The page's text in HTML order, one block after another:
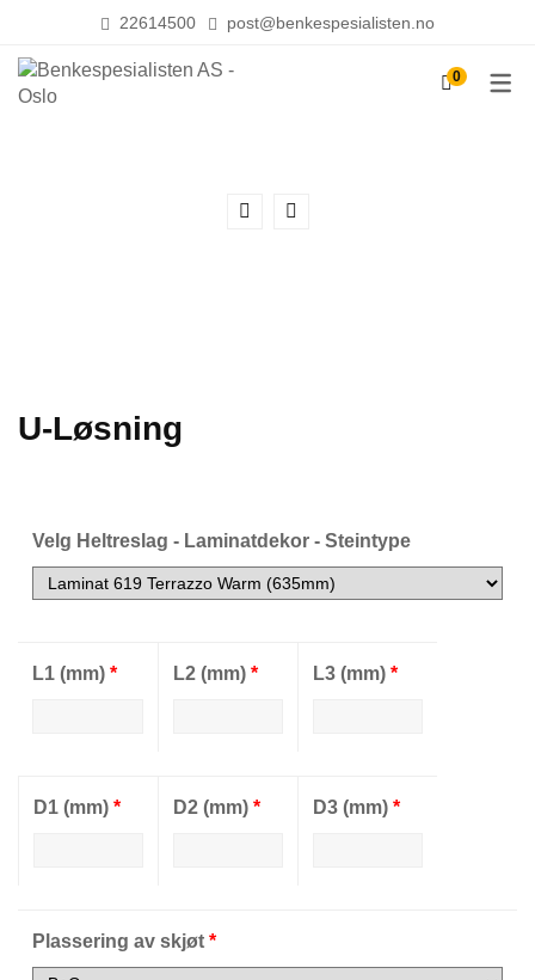
22614500 post@benkespesialisten.no
0
U-Løsning
Velg Heltreslag - Laminatdekor - Steintype
L1 (mm) * L2 (mm)* L3 (mm)*
D1 (mm) * D2 (mm)* D3 (mm)*
Plassering av skjøt *